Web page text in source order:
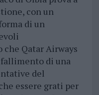
con un
di un
Qatar Airways
di una
del
essere grati per